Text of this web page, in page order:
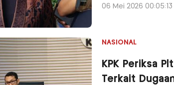
06 Mei 2026 00:05:13
NASIONAL
KPK Periksa
Terkait